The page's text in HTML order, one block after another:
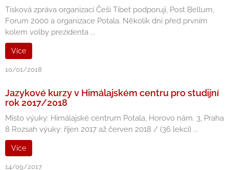
Tisková zpráva organizací Češi Tibet podporují, Post Bellum,
Forum 2000 a organizace Potala. Několik dní před prvním
kolem volby prezidenta ...
Více
10/01/2018
Jazykové kurzy v Himálajském centru pro studijní
rok 2017/2018
Místo výuky: Himálajské centrum Potala, Horovo nám. 3, Praha
8 Rozsah výuky: říjen 2017 až červen 2018 / (36 lekcí) ...
Více
14/09/2017